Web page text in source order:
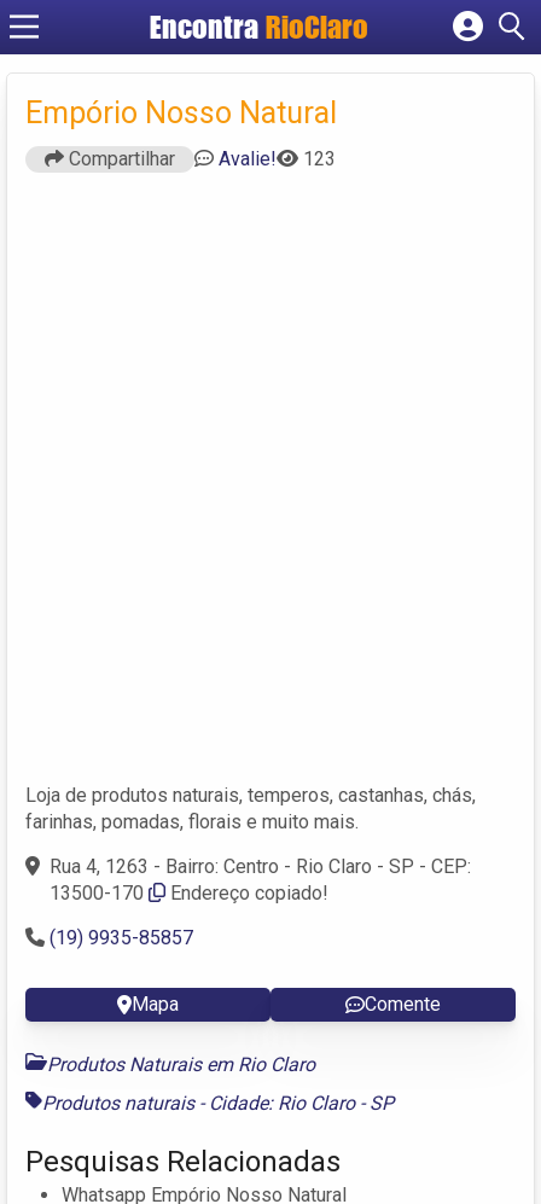
Encontra RioClaro
Cadastrar empresa
Criar conta
Empório Nosso Natural
Compartilhar Avalie! 123
Loja de produtos naturais, temperos, castanhas, chás,
farinhas, pomadas, florais e muito mais.
Rua 4, 1263 - Bairro: Centro - Rio Claro - SP - CEP:
13500-170
Endereço copiado!
(19) 9935-85857
Mapa Comente
Produtos Naturais em Rio Claro
Produtos naturais - Cidade: Rio Claro - SP
Pesquisas Relacionadas
Whatsapp Empório Nosso Natural